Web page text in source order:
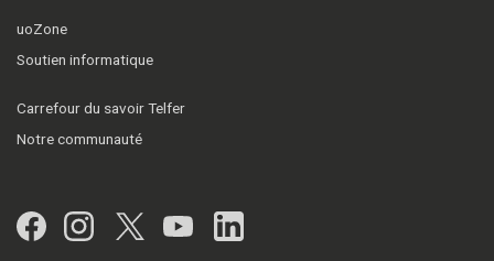
uoZone
Soutien informatique
Carrefour du savoir Telfer
Notre communauté
Facebook
Instagram
Twitter
YouTubeLinkedIn